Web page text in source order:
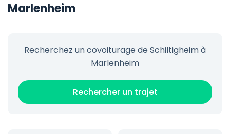
Marlenheim
Recherchez un covoiturage de Schiltigheim à
Marlenheim
Rechercher un trajet